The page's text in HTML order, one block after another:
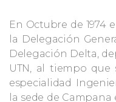
En Octubre de 1974
la Delegación
Delegación Delta,
UTN, al tiempo
especialidad
la sede de